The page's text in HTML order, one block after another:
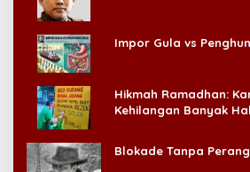
Impor Gula vs
Hikmah Ramadhan:
Kehilangan Banyak
Blokade Tanpa